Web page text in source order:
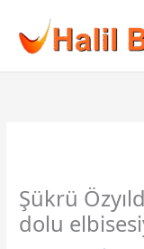
Şükrü
dolu